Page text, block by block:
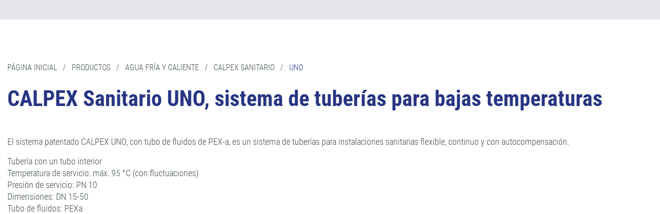
PÁGINA INICIAL / PRODUCTOS / AGUA FRÍA Y CALIENTE / CALPEX SANITARIO / UNO
CALPEX Sanitario UNO, sistema de tuberías para bajas temperaturas
El sistema patentado CALPEX UNO, con tubo de fluidos de PEX-a, es un sistema de tuberías para instalaciones sanitarias flexible, continuo y con autocompensación.
Tubería con un tubo interior
Temperatura de servicio: máx. 95 °C (con fluctuaciones)
Presión de servicio: PN 10
Dimensiones: DN 15-50
Tubo de fluidos: PEXa